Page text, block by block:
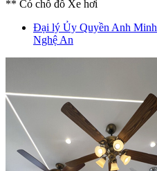
** Có chỗ đỗ Xe hơi
Đại lý Ủy Quyền Anh Minh
Nghệ An